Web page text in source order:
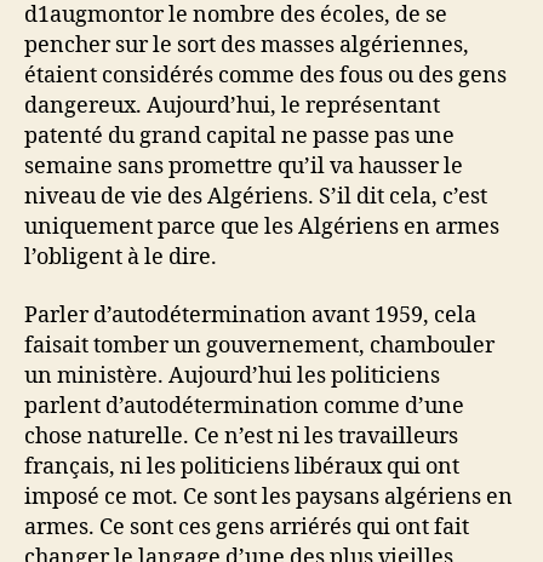
d1augmontor le nombre des écoles, de se
pencher sur le sort des masses algériennes,
étaient considérés comme des fous ou des gens
dangereux. Aujourd’hui, le représentant
patenté du grand capital ne passe pas une
semaine sans promettre qu’il va hausser le
niveau de vie des Algériens. S’il dit cela, c’est
uniquement parce que les Algériens en armes
l’obligent à le dire.
Parler d’autodétermination avant 1959, cela
faisait tomber un gouvernement, chambouler
un ministère. Aujourd’hui les politiciens
parlent d’autodétermination comme d’une
chose naturelle. Ce n’est ni les travailleurs
français, ni les politiciens libéraux qui ont
imposé ce mot. Ce sont les paysans algériens en
armes. Ce sont ces gens arriérés qui ont fait